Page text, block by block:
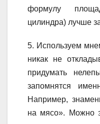
формулу
цилиндра) лучше
5. Используем
никак не
придумать
запомнятся
Например,
на мясо». Можно